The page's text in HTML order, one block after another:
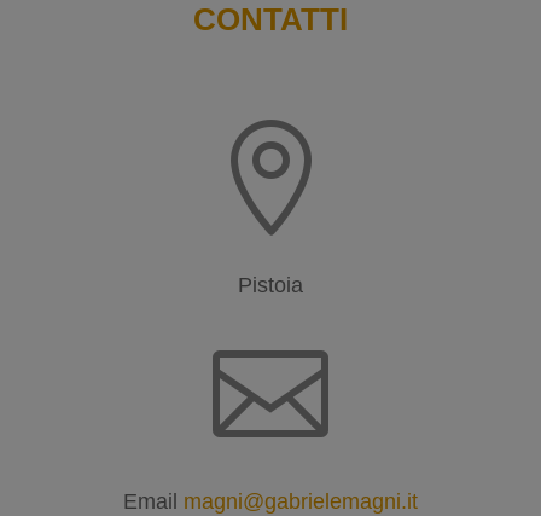
CONTATTI

Pistoia

Email magni@gabrielemagni.it